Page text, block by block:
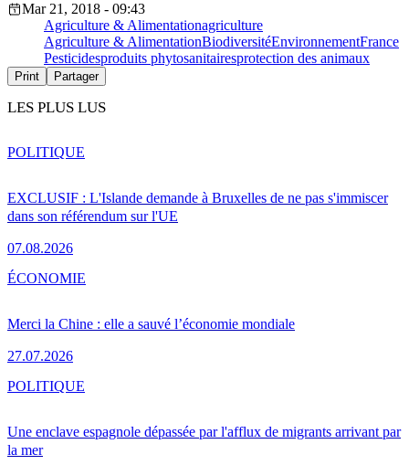
Mar 21, 2018 - 09:43
Agriculture & Alimentationagriculture
Agriculture & AlimentationBiodiversitéEnvironnementFrance
Pesticidesproduits phytosanitairesprotection des animaux
Print Partager
LES PLUS LUS
EXCLUSIF : L'Islande demande à Bruxelles de ne pas s'immiscer
dans son référendum sur l'UE
07.08.2026
POLITIQUE
Merci la Chine : elle a sauvé l’économie mondiale
27.07.2026
ÉCONOMIE
Une enclave espagnole dépassée par l'afflux de migrants arrivant par
la mer
POLITIQUE